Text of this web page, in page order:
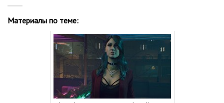
Материалы по теме: